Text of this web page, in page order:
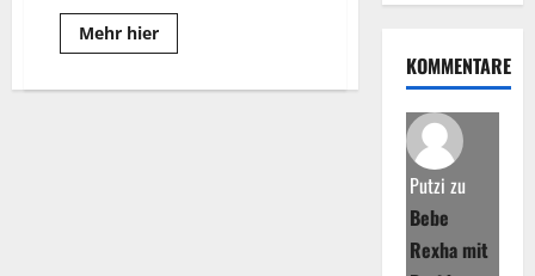
Mehr hierRead
more
Forster:
KOMMENTARE
Putzi zu
Bebe
Rexha mit